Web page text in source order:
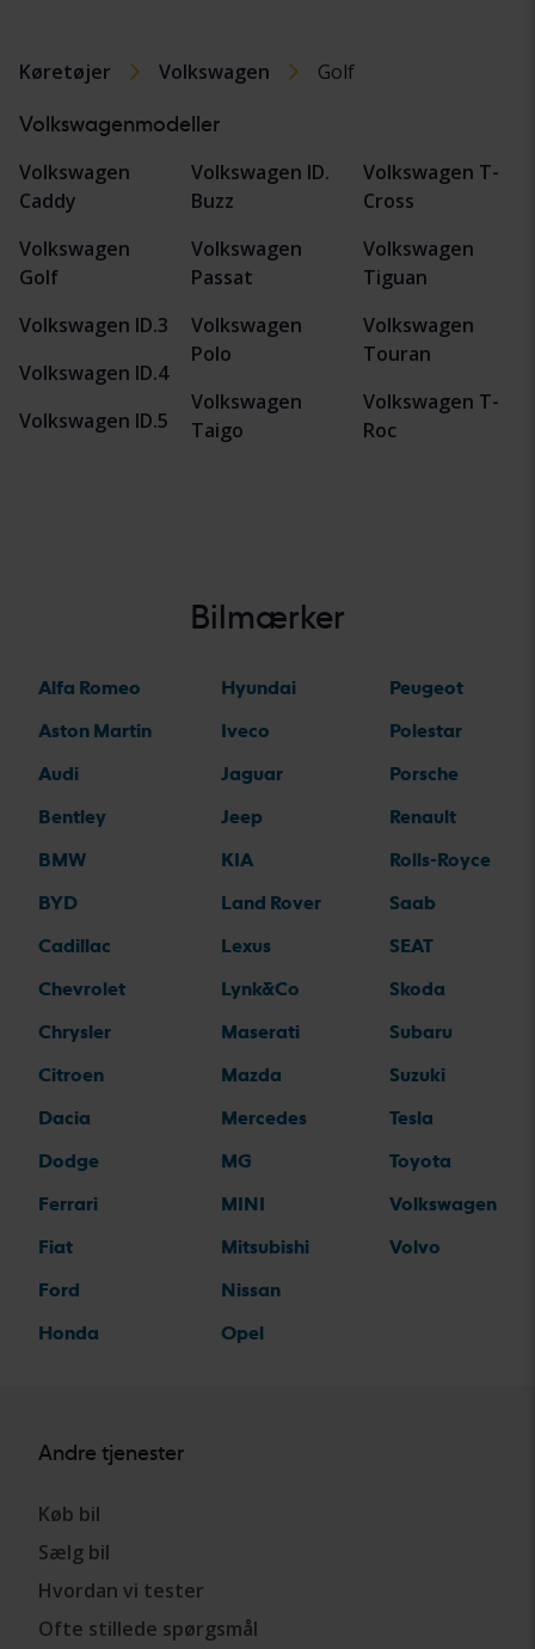
Køretøjer Volkswagen Golf
Volkswagenmodeller
Volkswagen
Caddy
Volkswagen
Golf
Volkswagen ID.3
Volkswagen ID.4
Volkswagen ID.5
Volkswagen ID.
Buzz
Volkswagen
Passat
Volkswagen
Polo
Volkswagen
Taigo
Volkswagen T-
Cross
Volkswagen
Tiguan
Volkswagen
Touran
Volkswagen T-
Roc
Bilmærker
Alfa Romeo
Aston Martin
Audi
Bentley
BMW
BYD
Cadillac
Chevrolet
Chrysler
Citroen
Dacia
Dodge
Ferrari
Fiat
Ford
Honda
Hyundai
Iveco
Jaguar
Jeep
KIA
Land Rover
Lexus
Lynk&Co
Maserati
Mazda
Mercedes
MG
MINI
Mitsubishi
Nissan
Opel
Peugeot
Polestar
Porsche
Renault
Rolls-Royce
Saab
SEAT
Skoda
Subaru
Suzuki
Tesla
Toyota
Volkswagen
Volvo
Andre tjenester
Køb bil
Sælg bil
Hvordan vi tester
Ofte stillede spørgsmål